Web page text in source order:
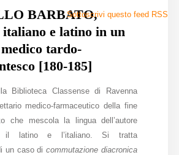
Sottoscrivi questo feed RSS
BARBATO,
italiano e latino in un
tardo-
[180-185]
Biblioteca Classense di Ravenna
medico-farmaceutico della fine
che mescola la lingua dell’autore
il latino e l’italiano. Si tratta
un caso dicommutazione diacronica